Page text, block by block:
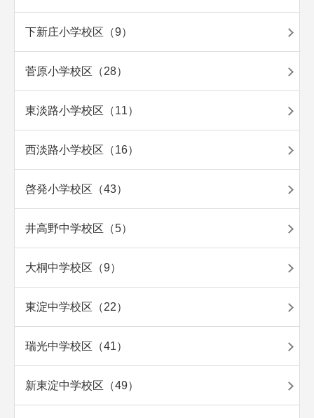
下新庄小学校区（9）
菅原小学校区（28）
東淡路小学校区（11）
西淡路小学校区（16）
啓発小学校区（43）
井高野中学校区（5）
大桐中学校区（9）
東淀中学校区（22）
瑞光中学校区（41）
新東淀中学校区（49）